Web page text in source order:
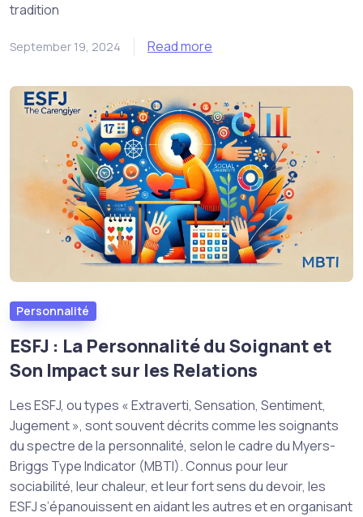
tradition
September 19, 2024 Read more
Personnalité
ESFJ : La Personnalité du Soignant et
Son Impact sur les Relations
Les ESFJ, ou types « Extraverti, Sensation, Sentiment,
Jugement », sont souvent décrits comme les soignants
du spectre de la personnalité, selon le cadre du Myers-
Briggs Type Indicator (MBTI). Connus pour leur
sociabilité, leur chaleur, et leur fort sens du devoir, les
ESFJ s’épanouissent en aidant les autres et en organisant